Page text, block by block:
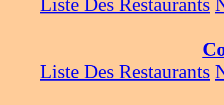
Liste Des Restaurants
Liste Des Restaurants